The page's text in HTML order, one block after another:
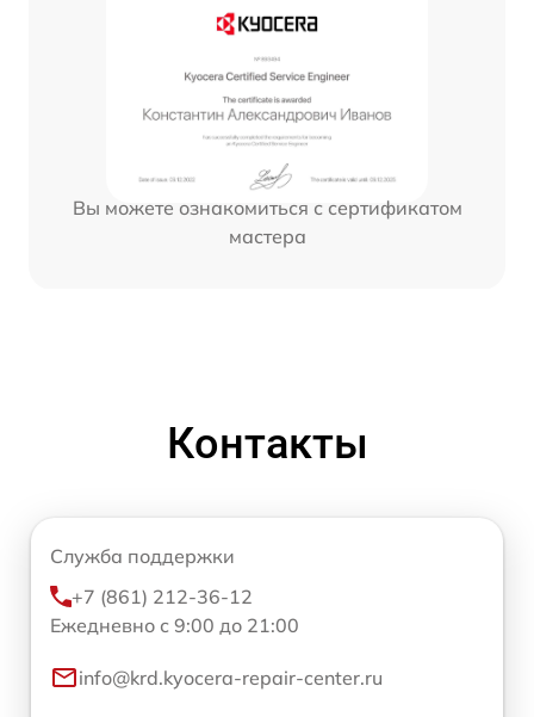
Вы можете ознакомиться с сертификатом
мастера
Контакты
Служба поддержки
+7 (861) 212-36-12
Ежедневно с 9:00 до 21:00
info@krd.kyocera-repair-center.ru